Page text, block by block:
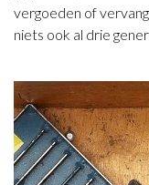
vergoeden of
niets ook al drie